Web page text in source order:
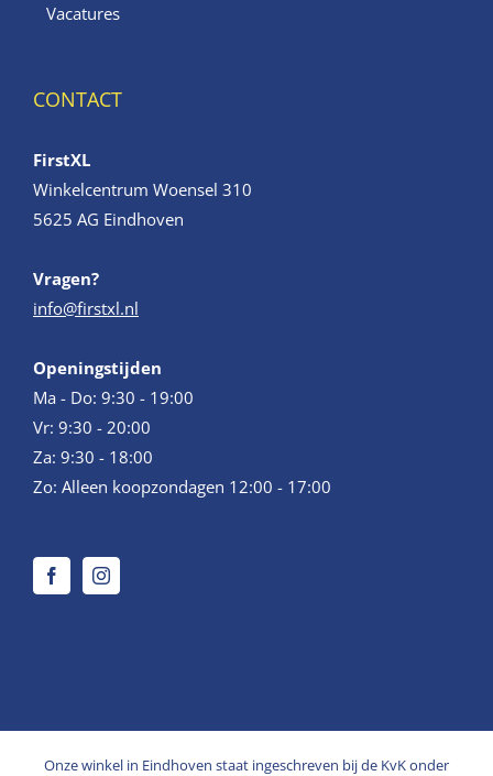
Vacatures
CONTACT
FirstXL
Winkelcentrum Woensel 310
5625 AG Eindhoven
Vragen?
info@firstxl.nl
Openingstijden
Ma - Do: 9:30 - 19:00
Vr: 9:30 - 20:00
Za: 9:30 - 18:00
Zo: Alleen koopzondagen 12:00 - 17:00
Onze winkel in Eindhoven staat ingeschreven bij de KvK onder